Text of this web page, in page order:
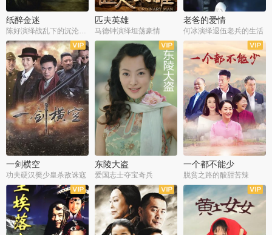
纸醉金迷 匹夫英雄
马德钟演绎坦荡豪情
老爸的爱情
何冰演绎退伍老兵的生活
全40集
一剑横空
功夫硬汉樊少皇杀敌诛寇
全33集
东陵大盗
爱国志士夺宝奇兵
全36集
一个都不能少
脱贫之路的酸甜苦辣
全25集
全50集 全23集